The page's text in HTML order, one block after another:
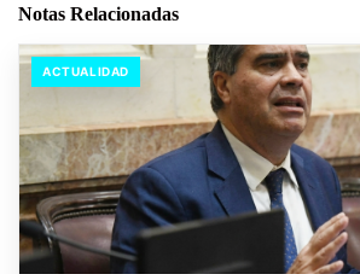
Notas Relacionadas
ACTUALIDAD